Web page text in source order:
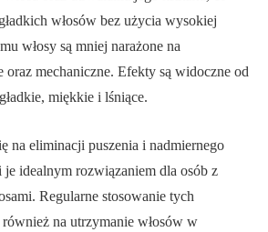
włosów bez użycia wysokiej
włosy są mniej narażone na
oraz mechaniczne. Efekty są widoczne od
miękkie i lśniące.
na eliminacji puszenia i nadmiernego
je idealnym rozwiązaniem dla osób z
Regularne stosowanie tych
na utrzymanie włosów w